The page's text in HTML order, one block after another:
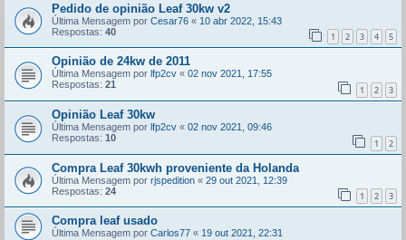
Pedido de opinião Leaf 30kw v2
Última Mensagem por Cesar76 « 10 abr 2022, 15:43
Respostas: 40 1 2 3 4 5
Opinião de 24kw de 2011
Última Mensagem por lfp2cv « 02 nov 2021, 17:55
Respostas: 21 1 2 3
Opinião Leaf 30kw
Última Mensagem por lfp2cv « 02 nov 2021, 09:46
Respostas: 10 1 2
Compra Leaf 30kwh proveniente da Holanda
Última Mensagem por rjspedition « 29 out 2021, 12:39
Respostas: 24 1 2 3
Compra leaf usado
Última Mensagem por Carlos77 « 19 out 2021, 22:31